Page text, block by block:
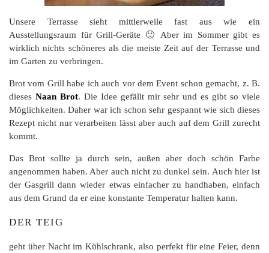
Unsere Terrasse sieht mittlerweile fast aus wie ein
Ausstellungsraum für Grill-Geräte 🙂 Aber im Sommer gibt es
wirklich nichts schöneres als die meiste Zeit auf der Terrasse und
im Garten zu verbringen.
Brot vom Grill habe ich auch vor dem Event schon gemacht, z. B.
dieses Naan Brot. Die Idee gefällt mir sehr und es gibt so viele
Möglichkeiten. Daher war ich schon sehr gespannt wie sich dieses
Rezept nicht nur verarbeiten lässt aber auch auf dem Grill zurecht
kommt.
Das Brot sollte ja durch sein, außen aber doch schön Farbe
angenommen haben. Aber auch nicht zu dunkel sein. Auch hier ist
der Gasgrill dann wieder etwas einfacher zu handhaben, einfach
aus dem Grund da er eine konstante Temperatur halten kann.
DER TEIG
geht über Nacht im Kühlschrank, also perfekt für eine Feier, denn